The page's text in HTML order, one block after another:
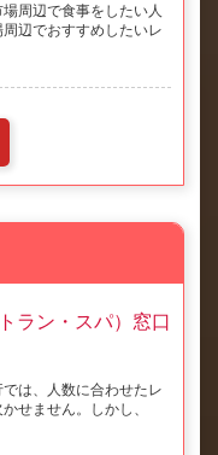
周辺で食事をしたい人
辺でおすすめしたいレ
ラン・スパ）窓口
は、人数に合わせたレ
せません。しかし、